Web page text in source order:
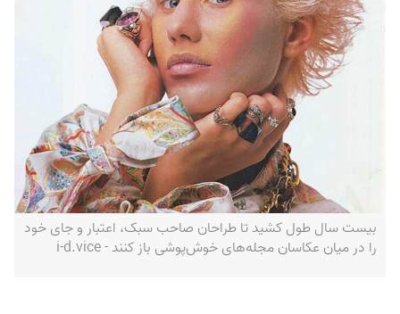
بیست سال طول کشید تا طراحان صاحب سبک، اعتبار و جای خود
را در میان عکاسان مجله‌های خوش‌پوشی باز کنند - i-d.vice